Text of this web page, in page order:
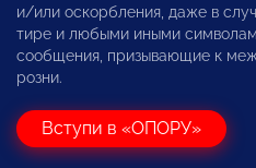
и/или оскорбления, даже в
тире и любыми иными
сообщения, призывающие к
розни.
Вступи в «ОПОРУ»